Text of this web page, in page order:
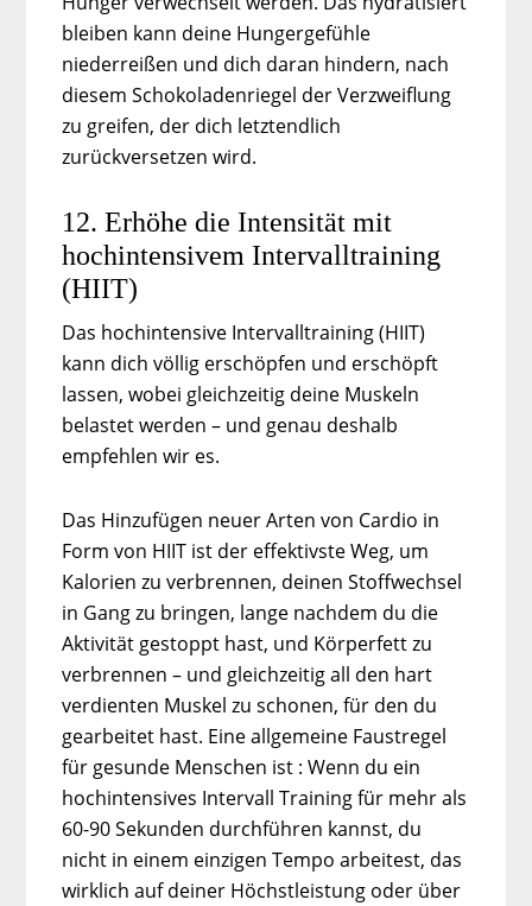
bleiben kann deine Hungergefühle
niederreißen und dich daran hindern, nach
diesem Schokoladenriegel der Verzweiflung
zu greifen, der dich letztendlich
zurückversetzen wird.
12. Erhöhe die Intensität mit
hochintensivem Intervalltraining
(HIIT)
Das hochintensive Intervalltraining (HIIT)
kann dich völlig erschöpfen und erschöpft
lassen, wobei gleichzeitig deine Muskeln
belastet werden – und genau deshalb
empfehlen wir es.
Das Hinzufügen neuer Arten von Cardio in
Form von HIIT ist der effektivste Weg, um
Kalorien zu verbrennen, deinen Stoffwechsel
in Gang zu bringen, lange nachdem du die
Aktivität gestoppt hast, und Körperfett zu
verbrennen – und gleichzeitig all den hart
verdienten Muskel zu schonen, für den du
gearbeitet hast. Eine allgemeine Faustregel
für gesunde Menschen ist : Wenn du ein
hochintensives Intervall Training für mehr als
60-90 Sekunden durchführen kannst, du
nicht in einem einzigen Tempo arbeitest, das
wirklich auf deiner Höchstleistung oder über